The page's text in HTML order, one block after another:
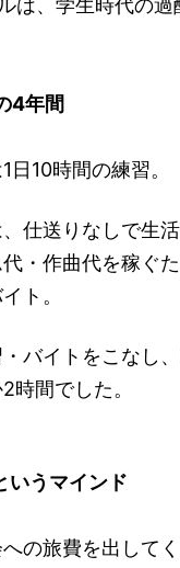
は、学生時代の過
4年間
日10時間の練習。
仕送りなしで生
・作曲代を稼ぐ
ト。
バイトをこなし
時間でした。
いうマインド
への旅費を出して